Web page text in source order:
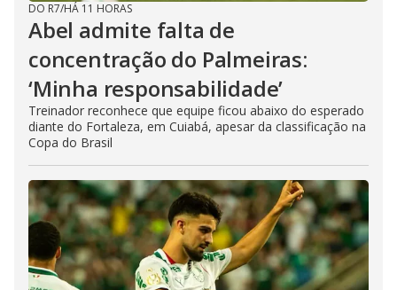
DO R7/HÁ 11 HORAS
Abel admite falta de
concentração do Palmeiras:
‘Minha responsabilidade’
Treinador reconhece que equipe ficou abaixo do esperado
diante do Fortaleza, em Cuiabá, apesar da classificação na
Copa do Brasil